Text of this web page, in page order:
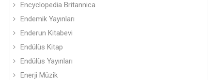
Encyclopedia Britannica
Endemik Yayınları
Enderun Kitabevi
Endülüs Kitap
Endülüs Yayınları
Enerji Müzik